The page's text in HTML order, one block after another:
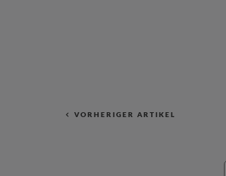
VORHERIGER ARTIKEL